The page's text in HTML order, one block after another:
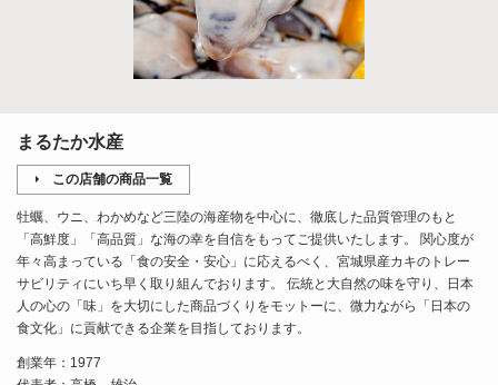
まるたか水産
この店舗の商品一覧
牡蠣、ウニ、わかめなど三陸の海産物を中心に、徹底した品質管理のもと
「高鮮度」「高品質」な海の幸を自信をもってご提供いたします。 関心度が
年々高まっている「食の安全・安心」に応えるべく、宮城県産カキのトレー
サビリティにいち早く取り組んでおります。 伝統と大自然の味を守り、日本
人の心の「味」を大切にした商品づくりをモットーに、微力ながら「日本の
食文化」に貢献できる企業を目指しております。
創業年：1977